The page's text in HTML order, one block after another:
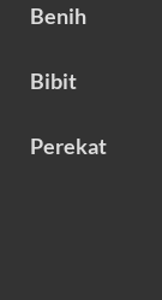
Benih
Bibit
Perekat